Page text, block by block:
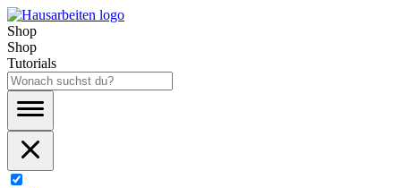
Shop
Shop
Tutorials